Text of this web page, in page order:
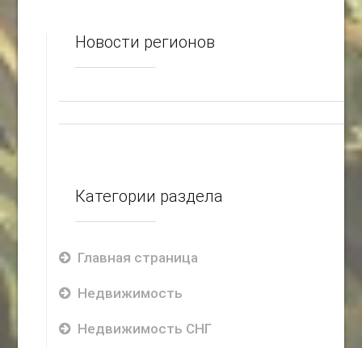
Новости регионов
Категории раздела
Главная страница
Недвижимость
Недвижимость СНГ